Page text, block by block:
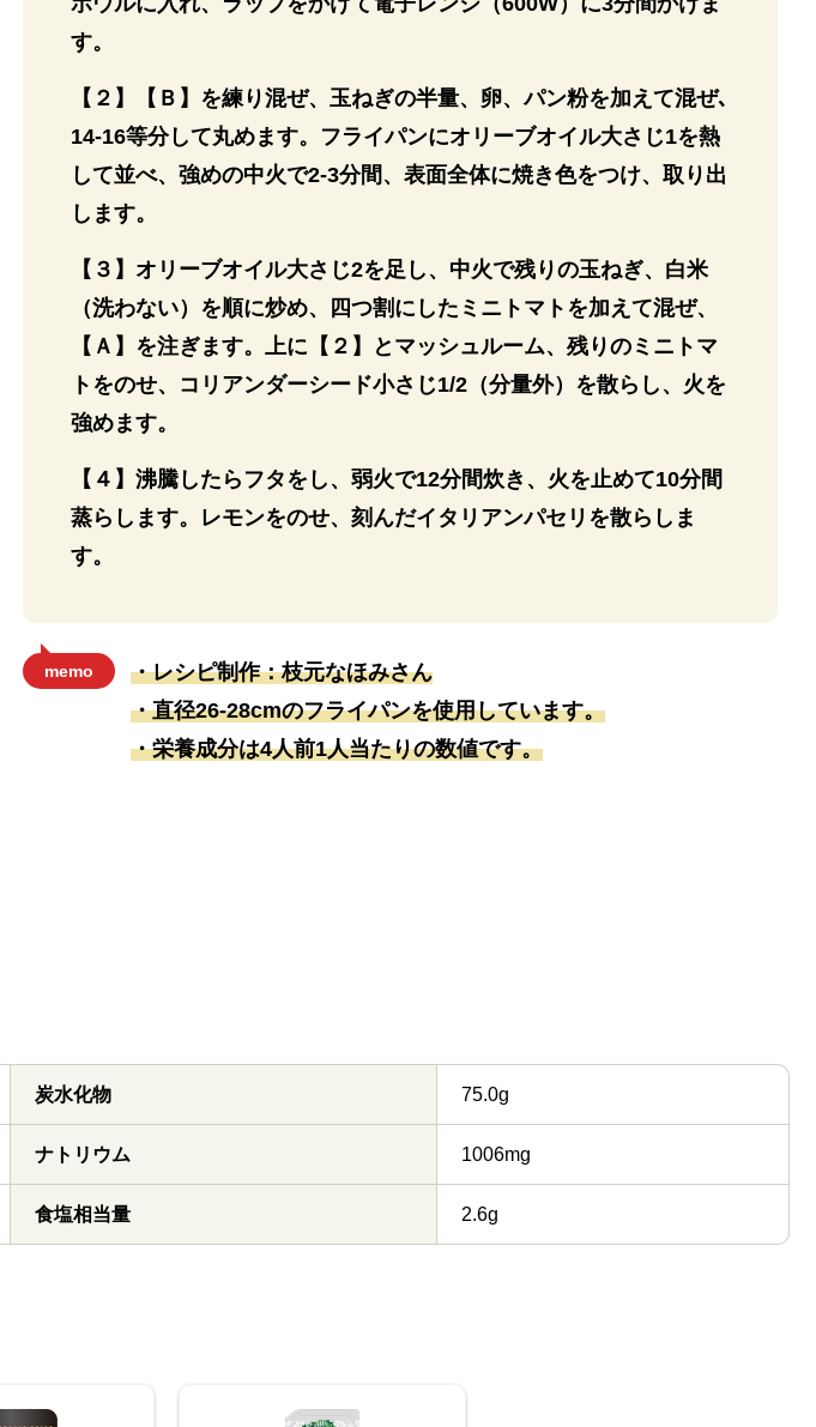
す。
【２】【Ｂ】を練り混ぜ、玉ねぎの半量、卵、パン粉を加えて混ぜ､
14-16等分して丸めます。フライパンにオリーブオイル大さじ1を熱
して並べ、強めの中火で2-3分間、表面全体に焼き色をつけ、取り出
します。
【３】オリーブオイル大さじ2を足し、中火で残りの玉ねぎ、白米
（洗わない）を順に炒め、四つ割にしたミニトマトを加えて混ぜ、
【Ａ】を注ぎます。上に【２】とマッシュルーム、残りのミニトマ
トをのせ、コリアンダーシード小さじ1/2（分量外）を散らし、火を
強めます。
【４】沸騰したらフタをし、弱火で12分間炊き、火を止めて10分間
蒸らします。レモンをのせ、刻んだイタリアンパセリを散らしま
す。
memo
・レシピ制作：枝元なほみさん
・直径26-28cmのフライパンを使用しています。
・栄養成分は4人前1人当たりの数値です。
炭水化物 75.0g
ナトリウム 1006mg
食塩相当量 2.6g